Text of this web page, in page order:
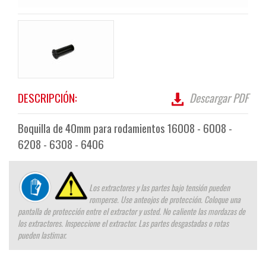
DESCRIPCIÓN:
Descargar PDF
Boquilla de 40mm para rodamientos 16008 - 6008 -
6208 - 6308 - 6406
Los extractores y las partes bajo tensión pueden
romperse. Use anteojos de protección. Coloque una
pantalla de protección entre el extractor y usted. No caliente las mordazas de
los extractores. Inspeccione el extractor. Las partes desgastadas o rotas
pueden lastimar.